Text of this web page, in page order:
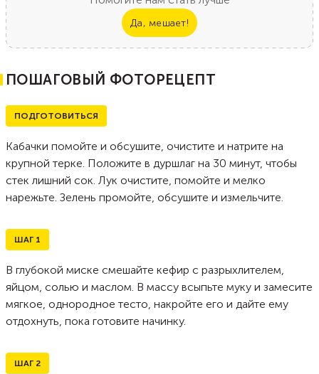
Да, мешает!
ПОШАГОВЫЙ ФОТОРЕЦЕПТ
ПОДГОТОВИТЬСЯ
Кабачки помойте и обсушите, очистите и натрите на
крупной терке. Положите в дуршлаг на 30 минут, чтобы
стек лишний сок. Лук очистите, помойте и мелко
нарежьте. Зелень промойте, обсушите и измельчите.
ШАГ 1
В глубокой миске смешайте кефир с разрыхлителем,
яйцом, солью и маслом. В массу всыпьте муку и замесите
мягкое, однородное тесто, накройте его и дайте ему
отдохнуть, пока готовите начинку.
ШАГ 2